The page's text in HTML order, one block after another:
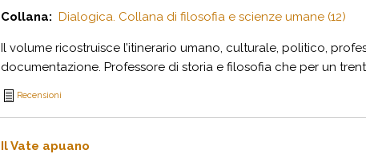
Collana: Dialogica. Collana di filosofia e scienze umane (12)
Il volume ricostruisce l’itinerario umano, culturale, politico,
documentazione. Professore di storia e filosofia che per un
Recensioni
Il Vate apuano